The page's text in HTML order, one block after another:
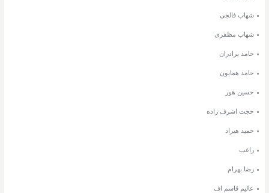
شهاب فالجی
شهاب مظفری
حامد برادران
حامد همایون
حسین هور
حجت اشرف زاده
حمید هیراد
راغب
رضا بهرام
عالیم قاسم اف